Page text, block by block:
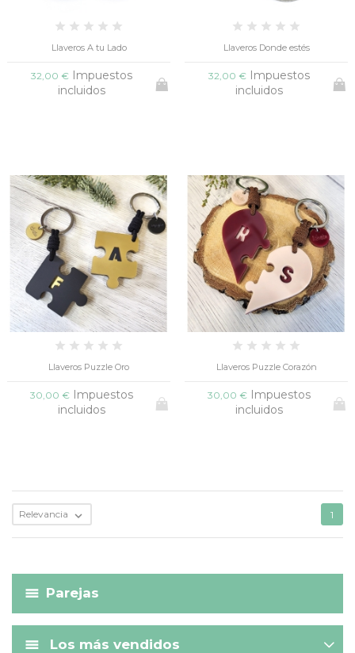
Parejas
Los más vendidos
Llaveros A tu Lado
32,00 € Impuestos
incluidos
Llaveros Donde estés
32,00 € Impuestos
incluidos
Llaveros Puzzle Oro
30,00 € Impuestos
incluidos
Llaveros Puzzle Corazón
30,00 € Impuestos
incluidos
Relevancia  1